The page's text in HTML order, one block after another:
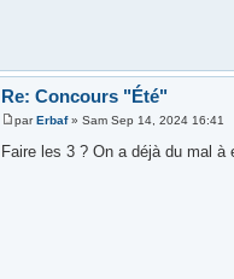
Re: Concours "Été"
parErbaf» Sam Sep 14, 2024 16:41
Faire les 3 ? On a déjà du mal à